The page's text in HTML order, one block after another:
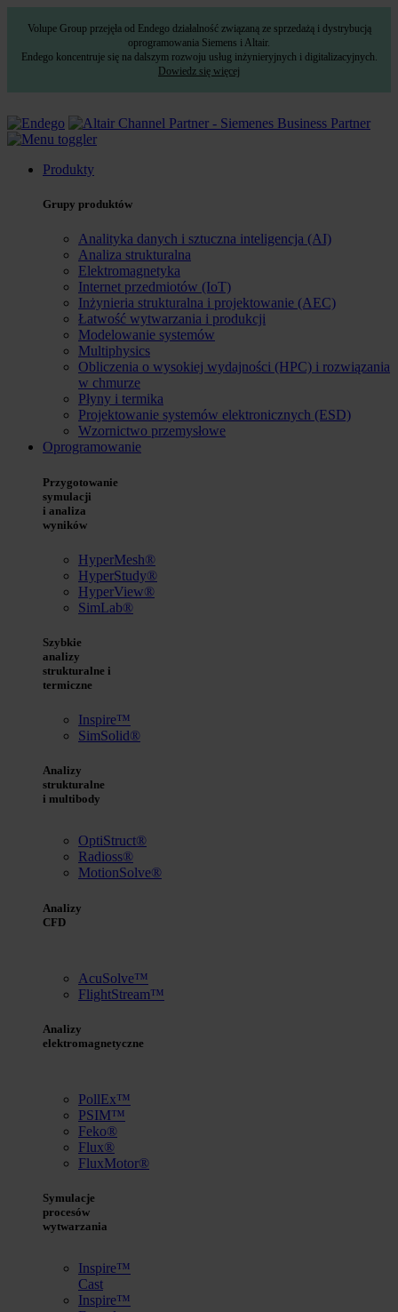
Volupe Group przejęła od Endego działalność związaną ze sprzedażą i dystrybucją
oprogramowania Siemens i Altair.
Endego koncentruje się na dalszym rozwoju usług inżynieryjnych i digitalizacyjnych.
Dowiedz się więcej
Produkty
Grupy produktów
Analityka danych i sztuczna inteligencja (AI)
Analiza strukturalna
Elektromagnetyka
Internet przedmiotów (IoT)
Inżynieria strukturalna i projektowanie (AEC)
Łatwość wytwarzania i produkcji
Modelowanie systemów
Multiphysics
Obliczenia o wysokiej wydajności (HPC) i rozwiązania
w chmurze
Płyny i termika
Projektowanie systemów elektronicznych (ESD)
Wzornictwo przemysłowe
Oprogramowanie
Przygotowanie
symulacji
i analiza
wyników
HyperMesh®
HyperStudy®
HyperView®
SimLab®
Szybkie
analizy
strukturalne i
termiczne
Inspire™
SimSolid®
Analizy
strukturalne
i multibody
OptiStruct®
Radioss®
MotionSolve®
Analizy
CFD
AcuSolve™
FlightStream™
Analizy
elektromagnetyczne
PollEx™
PSIM™
Feko®
Flux®
FluxMotor®
Symulacje
procesów
wytwarzania
Inspire™
Cast
Inspire™